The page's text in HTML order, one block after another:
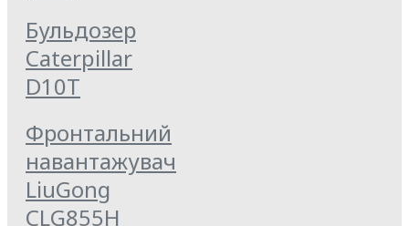
Бульдозер
Caterpillar
D10T
Фронтальний
навантажувач
LiuGong
CLG855Н